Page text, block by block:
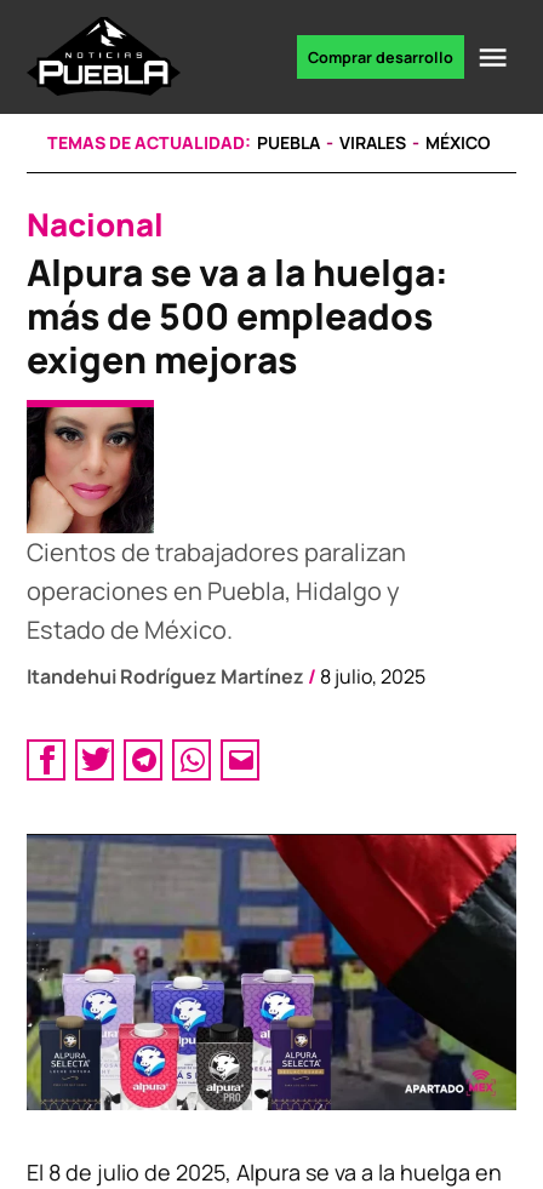
content
noticias
Comprar desarrollo
TEMAS DE ACTUALIDAD: PUEBLA VIRALES MÉXICO
POSTED
IN
Nacional
Alpura se va a la huelga:
más de 500 empleados
exigen mejoras
Cientos de trabajadores paralizan
operaciones en Puebla, Hidalgo y
Estado de México.
Itandehui Rodríguez Martínez / 8 julio, 2025
El 8 de julio de 2025, Alpura se va a la huelga en